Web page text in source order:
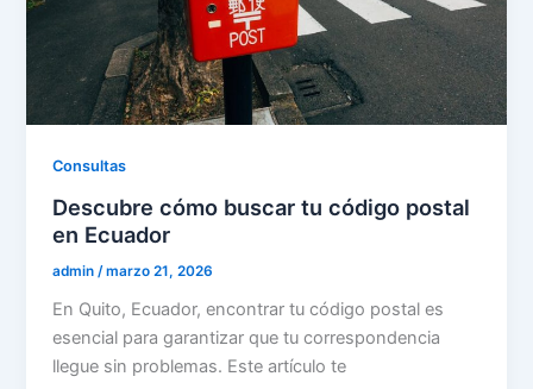
Consultas
Descubre cómo buscar tu código postal
en Ecuador
admin /marzo 21, 2026
En Quito, Ecuador, encontrar tu código postal es
esencial para garantizar que tu correspondencia
llegue sin problemas. Este artículo te